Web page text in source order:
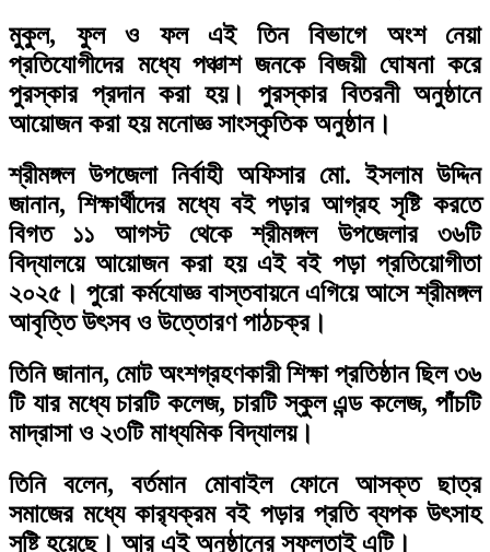
মুকুল, ফুল ও ফল এই তিন বিভাগে অংশ নেয়া
প্রতিযোগীদের মধ্যে পঞ্চাশ জনকে বিজয়ী ঘোষনা করে
পুরস্কার প্রদান করা হয়। পুরস্কার বিতরনী অনুষ্ঠানে
আয়োজন করা হয় মনোজ্ঞ সাংস্কৃতিক অনুষ্ঠান।
শ্রীমঙ্গল উপজেলা নির্বাহী অফিসার মো. ইসলাম উদ্দিন
জানান, শিক্ষার্থীদের মধ্যে বই পড়ার আগ্রহ সৃষ্টি করতে
বিগত ১১ আগস্ট থেকে শ্রীমঙ্গল উপজেলার ৩৬টি
বিদ্যালয়ে আয়োজন করা হয় এই বই পড়া প্রতিয়োগীতা
২০২৫। পুরো কর্মযোজ্ঞ বাস্তবায়নে এগিয়ে আসে শ্রীমঙ্গল
আবৃত্তি উৎসব ও উত্তোরণ পাঠচক্র।
তিনি জানান, মোট অংশগ্রহণকারী শিক্ষা প্রতিষ্ঠান ছিল ৩৬
টি যার মধ্যে চারটি কলেজ, চারটি স্কুল এন্ড কলেজ, পাঁচটি
মাদ্রাসা ও ২৩টি মাধ্যমিক বিদ্যালয়।
তিনি বলেন, বর্তমান মোবাইল ফোনে আসক্ত ছাত্র
সমাজের মধ্যে কার‌্যক্রম বই পড়ার প্রতি ব্যপক উৎসাহ
সৃষ্টি হয়েছে। আর এই অনুষ্ঠানের সফলতাই এটি।